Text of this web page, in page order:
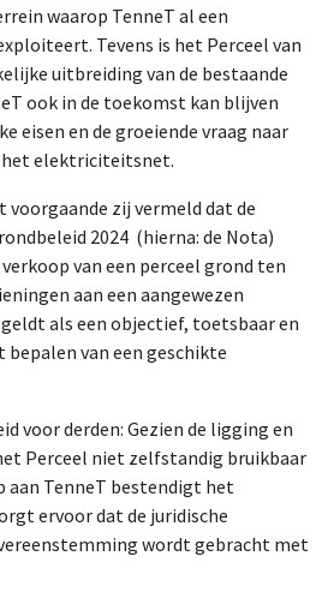
waarop TenneT al een
Tevens is het Perceel van
uitbreiding van de bestaande
ook in de toekomst kan blijven
eisen en de groeiende vraag naar
elektriciteitsnet.
voorgaande zij vermeld dat de
2024 (hierna: de Nota)
van een perceel grond ten
aan een aangewezen
als een objectief, toetsbaar en
van een geschikte
voor derden: Gezien de ligging en
Perceel niet zelfstandig bruikbaar
aan TenneT bestendigt het
ervoor dat de juridische
wordt gebracht met